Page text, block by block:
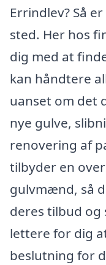
Errindlev? Så
sted. Her hos
dig med at
kan håndtere
uanset om det
nye gulve,
renovering af
tilbyder en
gulvmænd, så
deres tilbud og
lettere for dig
beslutning for